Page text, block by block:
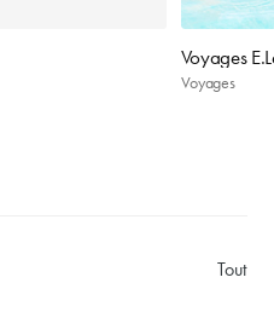
Voyages
Voyages
Tout